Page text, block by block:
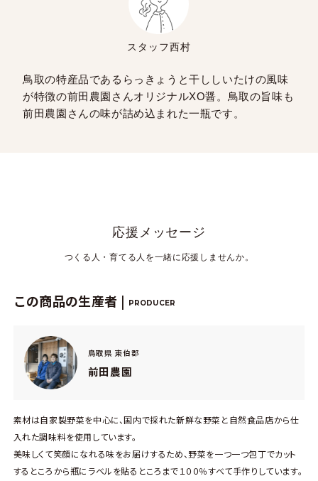
スタッフ西村
鳥取の特産品であるらっきょうと干ししいたけの風味
が特徴の前田農園さんオリジナルXO醤。鳥取の旨味も
前田農園さんの味が詰め込まれた一瓶です。
応援メッセージ
つくる人・育てる人を一緒に応援しませんか。
この商品の生産者 | PRODUCER
鳥取県 東伯郡
前田農園
素材は自家製野菜を中心に、国内で採れた新鮮な野菜と自然食品店から仕
入れた調味料を使用しています。
美味しくて笑顔になれる味をお届けするため、野菜を一つ一つ包丁でカット
するところから瓶にラベルを貼るところまで１００％すべて手作りしています。